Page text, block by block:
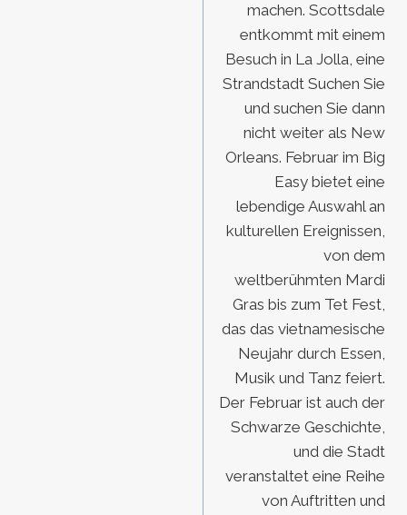
machen. Scottsdale
entkommt mit einem
Besuch in La Jolla, eine
Strandstadt Suchen Sie
und suchen Sie dann
nicht weiter als New
Orleans. Februar im Big
Easy bietet eine
lebendige Auswahl an
kulturellen Ereignissen,
von dem
weltberühmten Mardi
Gras bis zum Tet Fest,
das das vietnamesische
Neujahr durch Essen,
Musik und Tanz feiert.
Der Februar ist auch der
Schwarze Geschichte,
und die Stadt
veranstaltet eine Reihe
von Auftritten und